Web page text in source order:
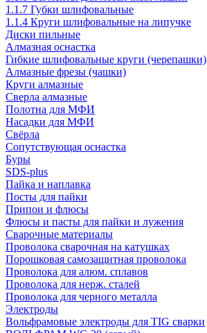
1.1.7 Губки шлифовальные
1.1.4 Круги шлифовальные на липучке
Диски пильные
Алмазная оснастка
Гибкие шлифовальные круги (черепашки)
Алмазные фрезы (чашки)
Круги алмазные
Сверла алмазные
Полотна для МФИ
Насадки для МФИ
Свёрла
Сопутствующая оснастка
Буры
SDS-plus
Пайка и наплавка
Посты для пайки
Припои и флюсы
Флюсы и пасты для пайки и лужения
Сварочные материалы
Проволока сварочная на катушках
Порошковая самозащитная проволока
Проволока для алюм. сплавов
Проволока для нерж. сталей
Проволока для черного металла
Электроды
Вольфрамовые электроды для TIG сварки